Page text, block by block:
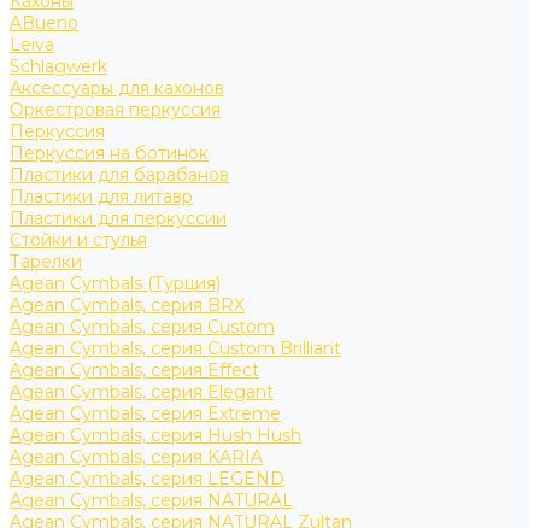
ABueno
Leiva
Schlagwerk
Аксессуары для кахонов
Оркестровая перкуссия
Перкуссия
Перкуссия на ботинок
Пластики для барабанов
Пластики для литавр
Пластики для перкуссии
Стойки и стулья
Тарелки
Agean Cymbals (Турция)
Agean Cymbals, серия BRX
Agean Cymbals, серия Custom
Agean Cymbals, серия Custom Brilliant
Agean Cymbals, серия Effect
Agean Cymbals, серия Elegant
Agean Cymbals, серия Extreme
Agean Cymbals, серия Hush Hush
Agean Cymbals, серия KARIA
Agean Cymbals, серия LEGEND
Agean Cymbals, серия NATURAL
Agean Cymbals, серия NATURAL Zultan